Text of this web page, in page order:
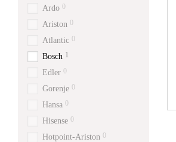
Ardo 0
Ariston 0
Atlantic 0
Bosch 1
Edler 0
Gorenje 0
Hansa 0
Hisense 0
Hotpoint-Ariston 0